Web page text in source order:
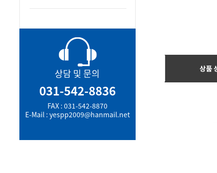
상담 및 문의
031-542-8836
FAX : 031-542-8870
E-Mail : yespp2009@hanmail.net
상품